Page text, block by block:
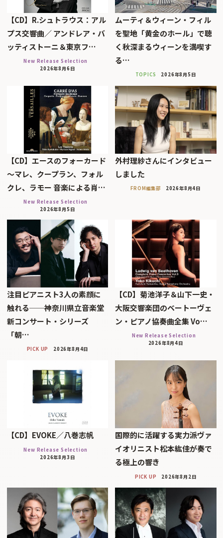
【CD】R.シュトラウス：アル
プス交響曲／ アンドレア・バ
ッティストーニ＆東京フ…
New Release Selection
2026年8月6日
ムーティ＆ウィーン・フィル
を聖地「黄金のホール」で聴
く秋深まるウィーンを満喫す
る…
TOPICS 2026年8月5日
【CD】エースのフォーカード
～マレ、クープラン、フォル
クレ、ラモー 音楽による肖…
New Release Selection
2026年8月5日
外村理紗さんにインタビュー
しました
FROM編集部 2026年8月4日
注目ピアニスト3人の素顔に
触れる──神奈川県立音楽堂
新コンサート・シリーズ
「朝…
PICK UP 2026年8月4日
【CD】菊池洋子＆山下一史・
大阪交響楽団のベートーヴェ
ン・ピアノ協奏曲全集 Vo…
New Release Selection
2026年8月4日
【CD】EVOKE／八巻志帆
New Release Selection
2026年8月3日
国際的に活躍する実力派ヴァ
イオリニスト松本紘佳が奏で
る極上の響き
PICK UP 2026年8月2日